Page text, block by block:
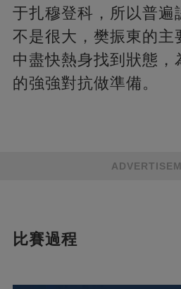
于扎穆登科，所以普遍
不是很大，樊振東的主
中盡快熱身找到狀態，
的強強對抗做準備。
比賽過程